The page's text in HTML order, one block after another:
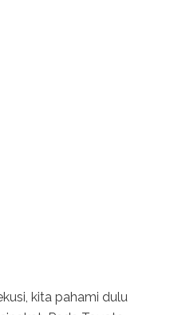
kita pahami dulu